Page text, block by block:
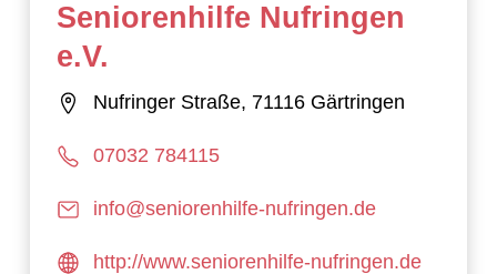
Seniorenhilfe Nufringen
e.V.
Nufringer Straße, 71116 Gärtringen
07032 784115
info@seniorenhilfe-nufringen.de
http://www.seniorenhilfe-nufringen.de